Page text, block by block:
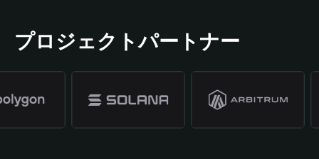
プロジェクトパートナー